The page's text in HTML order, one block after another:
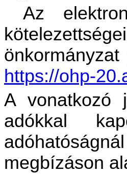
Az
https://ohp-
A vonatkozó
adókkal
megbízáson